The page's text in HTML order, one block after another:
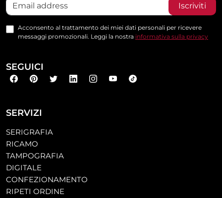
SERVIZI
SERIGRAFIA
RICAMO
TAMPOGRAFIA
DIGITALE
CONFEZIONAMENTO
RIPETI ORDINE
Iscriviti
Acconsento al trattamento dei miei dati personali per ricevere
messaggi promozionali. Leggi la nostra informativa sulla privacy
SEGUICI